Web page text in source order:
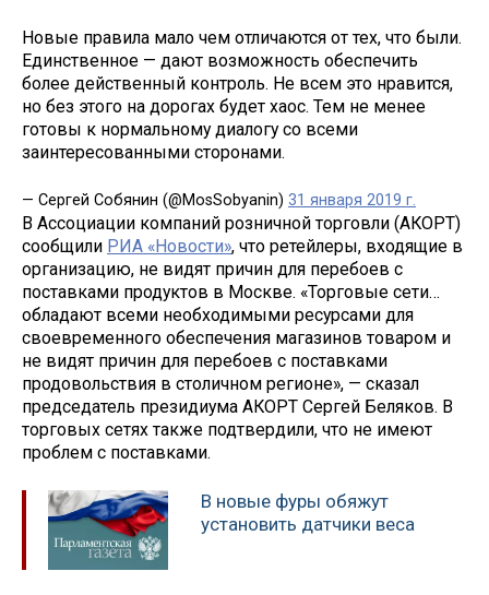
Новые правила мало чем отличаются от тех, что были.
Единственное — дают возможность обеспечить
более действенный контроль. Не всем это нравится,
но без этого на дорогах будет хаос. Тем не менее
готовы к нормальному диалогу со всеми
заинтересованными сторонами.
— Сергей Собянин (@MosSobyanin) 31 января 2019 г.
В Ассоциации компаний розничной торговли (АКОРТ)
сообщили РИА «Новости», что ретейлеры, входящие в
организацию, не видят причин для перебоев с
поставками продуктов в Москве. «Торговые сети…
обладают всеми необходимыми ресурсами для
своевременного обеспечения магазинов товаром и
не видят причин для перебоев с поставками
продовольствия в столичном регионе», — сказал
председатель президиума АКОРТ Сергей Беляков. В
торговых сетях также подтвердили, что не имеют
проблем с поставками.
В новые фуры обяжут
установить датчики веса